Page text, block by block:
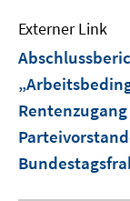
Externer Link